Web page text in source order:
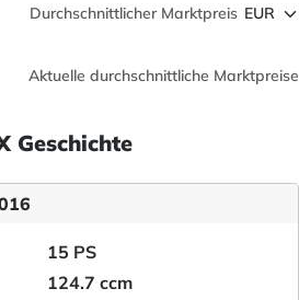
Durchschnittlicher Marktpreis
Aktuelle durchschnittliche Marktpreise
Geschichte
15 PS
124.7 ccm